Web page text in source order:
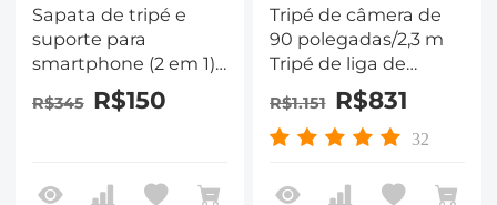
Sapata de tripé e
suporte para
smartphone (2 em 1)
padrão ArcaSwiss
R$345 R$150
Tripé de câmera de
90 polegadas/2,3 m
Tripé de liga de
alumínio e magnésio
Reversível Destacável
Monopé Bloqueio de
Central Coluna
R$1.151 R$831
32